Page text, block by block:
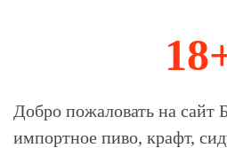
Магазин-Склад
Добро пожаловать на сайт
импортное пиво, крафт,